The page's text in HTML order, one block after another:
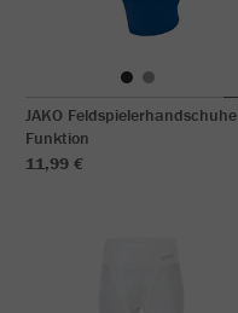
JAKO Feldspielerhandschuhe
Funktion
11,99 €